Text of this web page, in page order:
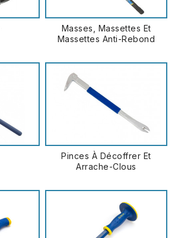
Masses, Massettes Et
Massettes Anti-Rebond
Pinces À Décoffrer Et
Arrache-Clous